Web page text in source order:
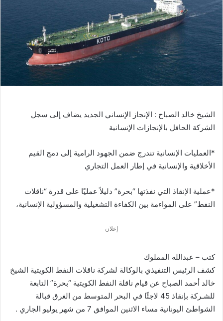
الشيخ خالد الصباح : الإنجاز الإنساني الجديد يضاف إلى سجل
الشركة الحافل بالإنجازات الإنسانية
*العمليات الإنسانية تندرج ضمن الجهود الرامية إلى دمج القيم
الأخلاقية والإنسانية في إطار العمل التجاري
*عملية الإنقاذ التي نفذتها “بحرة” دليلاً عمليًا على قدرة “ناقلات
النفط” على المواءمة بين الكفاءة التشغيلية والمسؤولية الإنسانية،
إعلان
كتب – عبدالله المملوك
كشف الرئيس التنفيذي بالوكالة لشركة ناقلات النفط الكويتية الشيخ
خالد أحمد الصباح عن قيام ناقلة النفط الكويتية “بحرة” التابعة
للشـركة بإنقاذ 45 لاجئًا في البحر المتوسط من الغرق قبالة
الشواطئ اليونانية مساء الاثنين الموافق 7 من شهر يوليو الجاري .